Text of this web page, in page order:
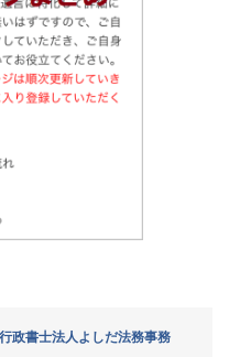
政書士法人よしだ法務事務